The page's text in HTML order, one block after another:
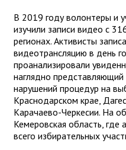
В 2019 году волонтеры и
изучили записи видео с
регионах. Активисты
видеотрансляцию в день
проанализировали
наглядно
нарушений процедур на
Краснодарском крае,
Карачаево-Черкесии. На
Кемеровская область, где
всего избирательных